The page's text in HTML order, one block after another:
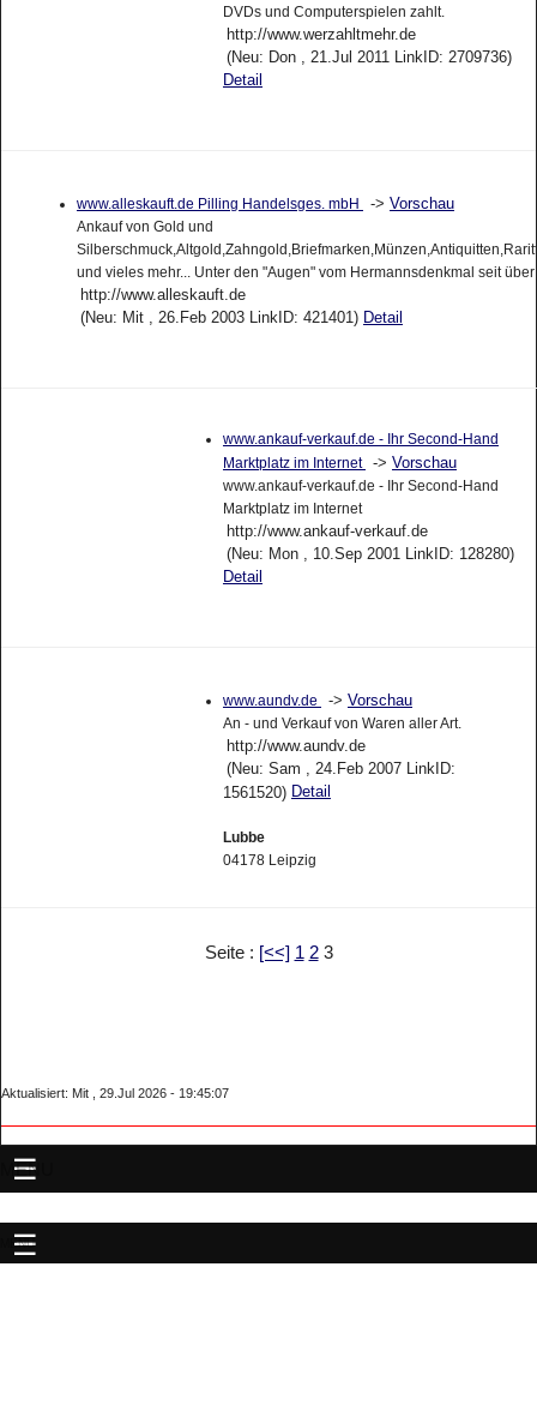
DVDs und Computerspielen zahlt.
http://www.werzahltmehr.de
(Neu: Don , 21.Jul 2011 LinkID: 2709736)
Detail
www.alleskauft.de Pilling Handelsges. mbH -> Vorschau
Ankauf von Gold und
und vieles mehr... Unter den "Augen" vom Hermannsdenkmal seit
http://www.alleskauft.de
(Neu: Mit , 26.Feb 2003 LinkID: 421401) Detail
www.ankauf-verkauf.de - Ihr Second-Hand
Marktplatz im Internet -> Vorschau
www.ankauf-verkauf.de - Ihr Second-Hand
Marktplatz im Internet
http://www.ankauf-verkauf.de
(Neu: Mon , 10.Sep 2001 LinkID: 128280)
Detail
www.aundv.de -> Vorschau
An - und Verkauf von Waren aller Art.
http://www.aundv.de
(Neu: Sam , 24.Feb 2007 LinkID:
1561520) Detail
Lubbe
04178 Leipzig
Seite : [<<] 1 23
Aktualisiert: Mit , 29.Jul 2026 - 19:45:07
MENU
MENU